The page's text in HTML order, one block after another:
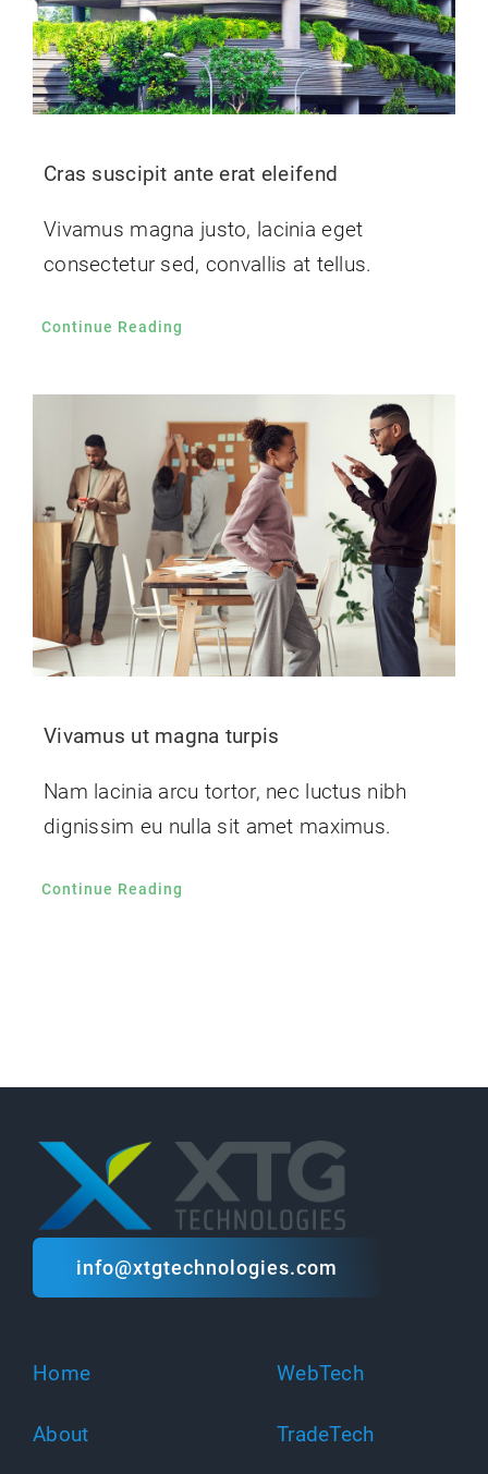
Cras suscipit ante erat eleifend
Vivamus magna justo, lacinia eget
consectetur sed, convallis at tellus.
Continue Reading
Vivamus ut magna turpis
Nam lacinia arcu tortor, nec luctus nibh
dignissim eu nulla sit amet maximus.
Continue Reading
info@xtgtechnologies.com
Home
About
WebTech
TradeTech